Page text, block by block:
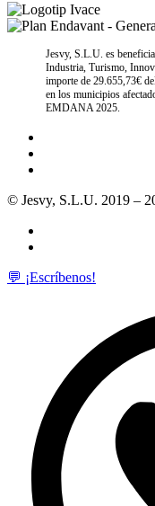
Jesvy, S.L.U. es
Industria, Turismo,
importe de 29.655,73€
en los municipios
EMDANA 2025.
© Jesvy, S.L.U. 2019 –
💬 ¡Escríbenos!